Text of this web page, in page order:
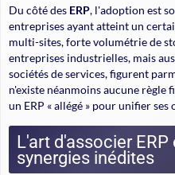
Du côté des ERP, l'adoption est
entreprises ayant atteint un
multi-sites, forte volumétrie de
entreprises industrielles, mais
sociétés de services, figurent
n'existe néanmoins aucune règle
un ERP « allégé » pour unifier ses
L'art d'associer
synergies inédites